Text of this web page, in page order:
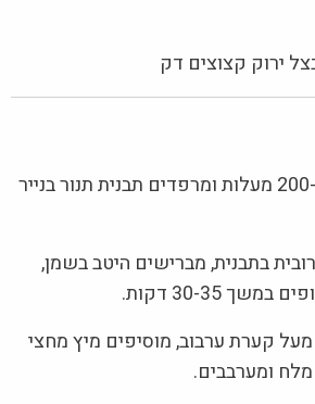
ירוק קצוצים דק
מחממים את התנור ל-200 מעלות ומרפדים תבנית תנור בנייר
בתבנית, מברישים היטב בשמן,
30-35 דקות.
קערת ערבוב, מוסיפים מיץ מחצי
ומערבבים.